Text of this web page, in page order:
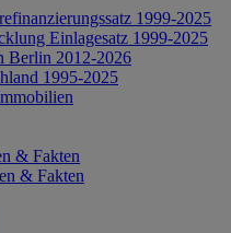
1999-2025
Einlagesatz 1999-2025
Berlin 2012-2026
1995-2025
& Fakten
& Fakten